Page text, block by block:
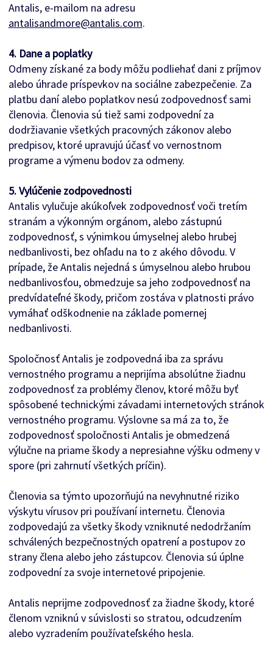
Antalis, e-mailom na adresu
antalisandmore@antalis.com.
4. Dane a poplatky
Odmeny získané za body môžu podliehať dani z príjmov
alebo úhrade príspevkov na sociálne zabezpečenie. Za
platbu daní alebo poplatkov nesú zodpovednosť sami
členovia. Členovia sú tiež sami zodpovední za
dodržiavanie všetkých pracovných zákonov alebo
predpisov, ktoré upravujú účasť vo vernostnom
programe a výmenu bodov za odmeny.
5. Vylúčenie zodpovednosti
Antalis vylučuje akúkoľvek zodpovednosť voči tretím
stranám a výkonným orgánom, alebo zástupnú
zodpovednosť, s výnimkou úmyselnej alebo hrubej
nedbanlivosti, bez ohľadu na to z akého dôvodu. V
prípade, že Antalis nejedná s úmyselnou alebo hrubou
nedbanlivosťou, obmedzuje sa jeho zodpovednosť na
predvídateľné škody, pričom zostáva v platnosti právo
vymáhať odškodnenie na základe pomernej
nedbanlivosti.
Spoločnosť Antalis je zodpovedná iba za správu
vernostného programu a neprijíma absolútne žiadnu
zodpovednosť za problémy členov, ktoré môžu byť
spôsobené technickými závadami internetových stránok
vernostného programu. Výslovne sa má za to, že
zodpovednosť spoločnosti Antalis je obmedzená
výlučne na priame škody a nepresiahne výšku odmeny v
spore (pri zahrnutí všetkých príčin).
Členovia sa týmto upozorňujú na nevyhnutné riziko
výskytu vírusov pri používaní internetu. Členovia
zodpovedajú za všetky škody vzniknuté nedodržaním
schválených bezpečnostných opatrení a postupov zo
strany člena alebo jeho zástupcov. Členovia sú úplne
zodpovední za svoje internetové pripojenie.
Antalis neprijme zodpovednosť za žiadne škody, ktoré
členom vzniknú v súvislosti so stratou, odcudzením
alebo vyzradením používateľského hesla.